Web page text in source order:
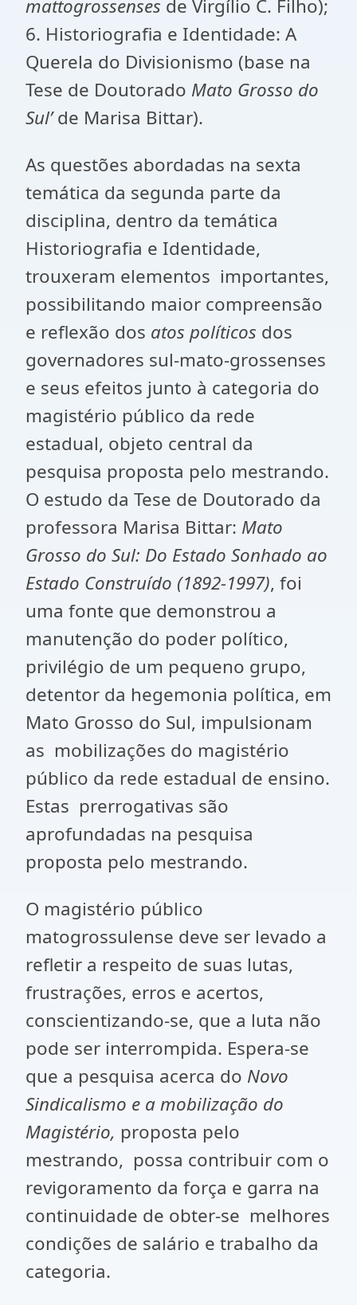
mattogrossenses de Virgílio C. Filho);
6. Historiografia e Identidade: A
Querela do Divisionismo (base na
Tese de Doutorado Mato Grosso do
Sul’de Marisa Bittar).
As questões abordadas na sexta
temática da segunda parte da
disciplina, dentro da temática
Historiografia e Identidade,
trouxeram elementos importantes,
possibilitando maior compreensão
e reflexão dos atos políticos dos
governadores sul-mato-grossenses
e seus efeitos junto à categoria do
magistério público da rede
estadual, objeto central da
pesquisa proposta pelo mestrando.
O estudo da Tese de Doutorado da
professora Marisa Bittar: Mato
Grosso do Sul: Do Estado Sonhado ao
Estado Construído (1892-1997), foi
uma fonte que demonstrou a
manutenção do poder político,
privilégio de um pequeno grupo,
detentor da hegemonia política, em
Mato Grosso do Sul, impulsionam
as mobilizações do magistério
público da rede estadual de ensino.
Estas prerrogativas são
aprofundadas na pesquisa
proposta pelo mestrando.
O magistério público
matogrossulense deve ser levado a
refletir a respeito de suas lutas,
frustrações, erros e acertos,
conscientizando-se, que a luta não
pode ser interrompida. Espera-se
que a pesquisa acerca do Novo
Sindicalismo e a mobilização do
Magistério, proposta pelo
mestrando, possa contribuir com o
revigoramento da força e garra na
continuidade de obter-se melhores
condições de salário e trabalho da
categoria.